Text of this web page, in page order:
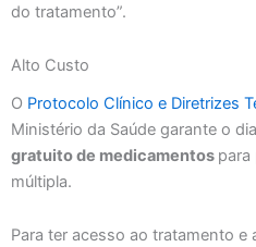
do tratamento”.
Alto Custo
O Protocolo Clínico e Diretrizes
Ministério da Saúde garante o
gratuito de medicamentos para
múltipla.
Para ter acesso ao tratamento